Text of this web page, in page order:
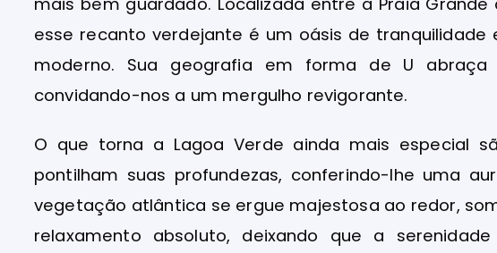
esse recanto verdejante é um oásis de
moderno. Sua geografia em forma de U
convidando-nos a um mergulho revigorante.
O que torna a Lagoa Verde ainda mais especial
pontilham suas profundezas, conferindo-lhe uma
vegetação atlântica se ergue majestosa ao redor,
relaxamento absoluto, deixando que a